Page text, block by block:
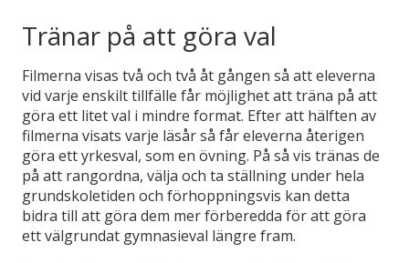
Tränar på att göra val
Filmerna visas två och två åt gången så att eleverna
vid varje enskilt tillfälle får möjlighet att träna på att
göra ett litet val i mindre format. Efter att hälften av
filmerna visats varje läsår så får eleverna återigen
göra ett yrkesval, som en övning. På så vis tränas de
på att rangordna, välja och ta ställning under hela
grundskoletiden och förhoppningsvis kan detta
bidra till att göra dem mer förberedda för att göra
ett välgrundat gymnasieval längre fram.